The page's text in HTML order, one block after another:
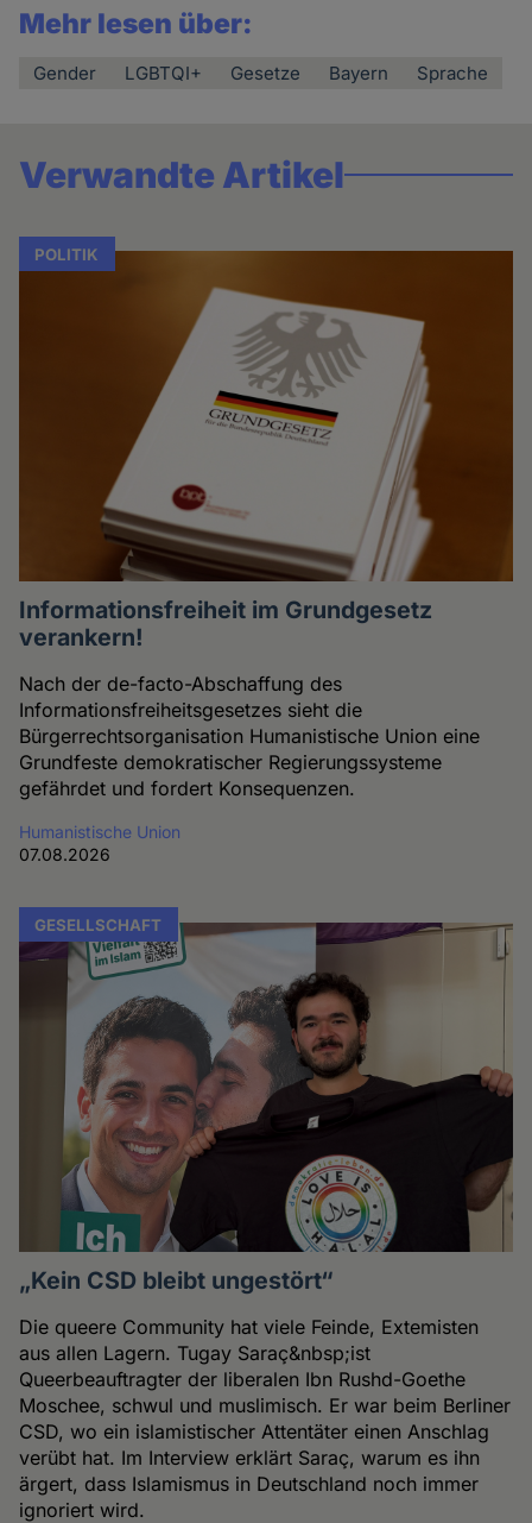
Mehr lesen über:
Gender LGBTQI+ Gesetze Bayern Sprache
Verwandte Artikel
POLITIK
Informationsfreiheit im Grundgesetz
verankern!
Nach der de-facto-Abschaffung des
Informationsfreiheitsgesetzes sieht die
Bürgerrechtsorganisation Humanistische Union eine
Grundfeste demokratischer Regierungssysteme
gefährdet und fordert Konsequenzen.
Humanistische Union
07.08.2026
GESELLSCHAFT
„Kein CSD bleibt ungestört“
Die queere Community hat viele Feinde, Extemisten
aus allen Lagern. Tugay Saraç&nbsp;ist
Queerbeauftragter der liberalen Ibn Rushd-Goethe
Moschee, schwul und muslimisch. Er war beim Berliner
CSD, wo ein islamistischer Attentäter einen Anschlag
verübt hat. Im Interview erklärt Saraç, warum es ihn
ärgert, dass Islamismus in Deutschland noch immer
ignoriert wird.